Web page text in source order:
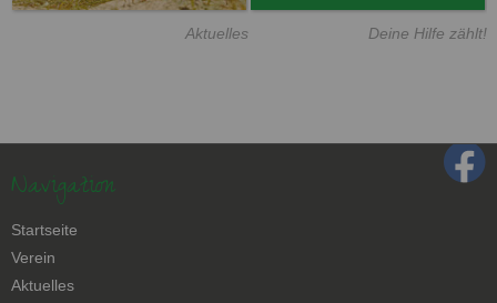
Aktuelles Deine Hilfe zählt!
Navigation
Navigation
überspringen
Startseite
Verein
Aktuelles